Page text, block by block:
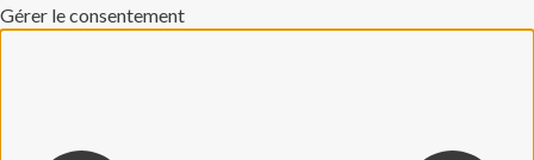
Gérer le consentement